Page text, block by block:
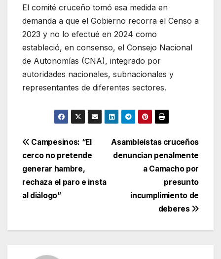
El comité cruceño tomó esa medida en
demanda a que el Gobierno recorra el Censo a
2023 y no lo efectué en 2024 como
estableció, en consenso, el Consejo Nacional
de Autonomías (CNA), integrado por
autoridades nacionales, subnacionales y
representantes de diferentes sectores.
Navegación
de
entradas
Asambleístas cruceños
denuncian penalmente
a Camacho por
presunto
incumplimiento de
deberes
Campesinos: “El
cerco no pretende
generar hambre,
rechaza el paro e insta
al diálogo”